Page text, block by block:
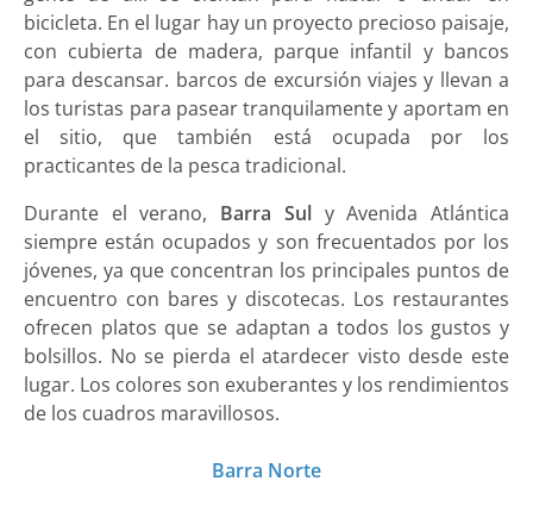
bicicleta. En el lugar hay un proyecto precioso paisaje,
con cubierta de madera, parque infantil y bancos
para descansar. barcos de excursión viajes y llevan a
los turistas para pasear tranquilamente y aportam en
el sitio, que también está ocupada por los
practicantes de la pesca tradicional.
Durante el verano, Barra Suly Avenida Atlántica
siempre están ocupados y son frecuentados por los
jóvenes, ya que concentran los principales puntos de
encuentro con bares y discotecas. Los restaurantes
ofrecen platos que se adaptan a todos los gustos y
bolsillos. No se pierda el atardecer visto desde este
lugar. Los colores son exuberantes y los rendimientos
de los cuadros maravillosos.
Barra Norte